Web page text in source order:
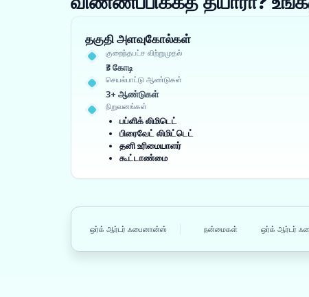
தகுதி அளவுகோல்கள்
குறைந்தபட்ச விற்றுமுதல்
₹3 கோடி
செயல்பாட்டு ஆண்டுகள்
3+ ஆண்டுகள்
நிறுவனங்கள்
பப்ளிக் லிமிடெட்
பிரைவேட் லிமிட்டெட்
தனி உரிமையாளர்
கூட்டாண்மை
ஒர்க் ஆர்டர் ஃபைனான்ஸ் நன்மைகள் ஒர்க் ஆர்டர்